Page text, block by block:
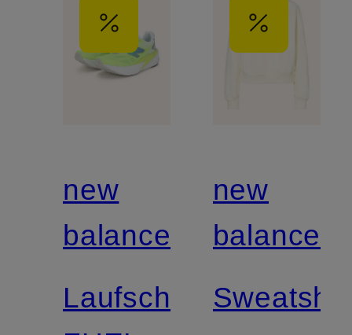
new
balance
Laufschuhe
new
balance